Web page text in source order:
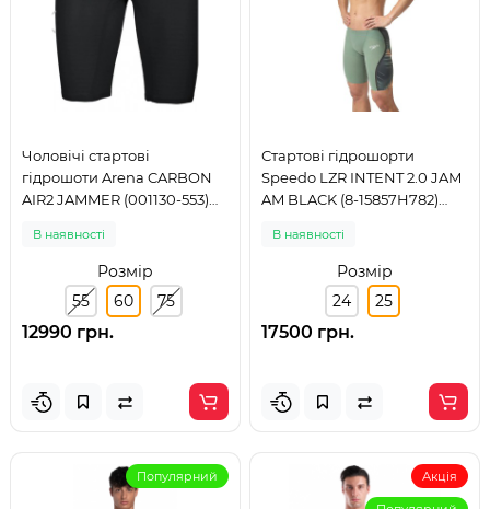
Чоловічі стартові
гідрошоти Arena CARBON
AIR2 JAMMER (001130-553)
В наявності
Розмір
55
60 75
12990 грн.
Стартові гідрошорти
Speedo LZR INTENT 2.0 JAM
AM BLACK (8-15857H782)
В наявності
Розмір
24
25
17500 грн.
Популярний Акція